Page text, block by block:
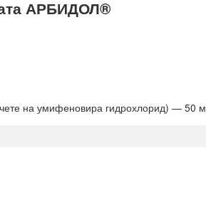
АРБИДОЛ®
на умифеновира гидрохлорид) — 50